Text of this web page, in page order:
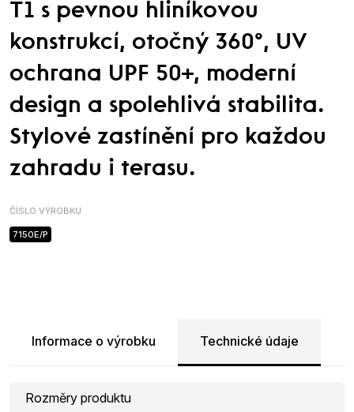
T1 s pevnou hliníkovou
konstrukcí, otočný 360°, UV
ochrana UPF 50+, moderní
design a spolehlivá stabilita.
Stylové zastínění pro každou
zahradu i terasu.
ČÍSLO VÝROBKU
7150E/P
Informace o výrobku Technické údaje
Rozměry produktu